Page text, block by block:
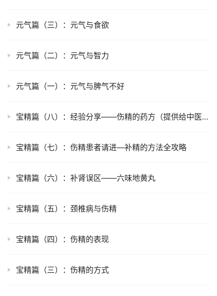
元气篇（三）：元气与食欲
元气篇（二）：元气与智力
元气篇（一）：元气与脾气不好
宝精篇（八）：经验分享——伤精的药方（提供给中医同道参考）
宝精篇（七）：伤精患者请进—补精的方法全攻略
宝精篇（六）：补肾误区——六味地黄丸
宝精篇（五）：颈椎病与伤精
宝精篇（四）：伤精的表现
宝精篇（三）：伤精的方式